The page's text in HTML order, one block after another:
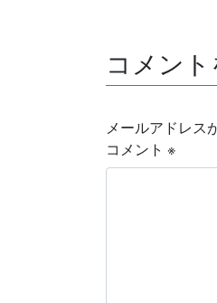
コメン
メールアドレス
コメント ※